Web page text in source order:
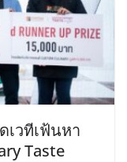
เวทีเฟ้นหา
Taste